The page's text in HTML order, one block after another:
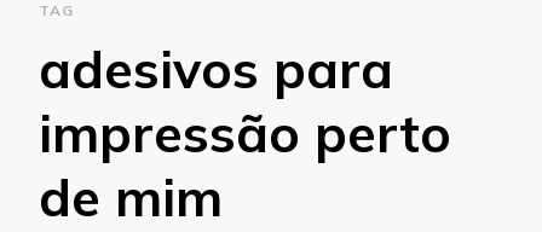
TAG
adesivos para
impressão perto
de mim